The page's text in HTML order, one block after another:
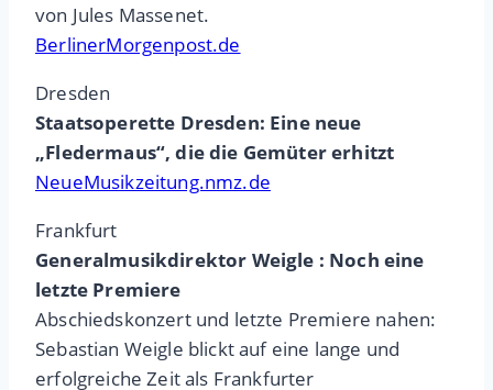
von Jules Massenet.
BerlinerMorgenpost.de
Dresden
Staatsoperette Dresden: Eine neue
„Fledermaus“, die die Gemüter erhitzt
NeueMusikzeitung.nmz.de
Frankfurt
Generalmusikdirektor Weigle : Noch eine
letzte Premiere
Abschiedskonzert und letzte Premiere nahen:
Sebastian Weigle blickt auf eine lange und
erfolgreiche Zeit als Frankfurter